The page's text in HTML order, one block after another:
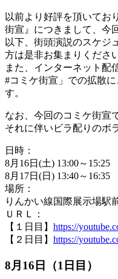
以前より好評を頂いてお
街宣』につきまして、今
以下、街頭演説のスケジ
方は是非お集まりください
また、インターネット配
#コミケ街宣」での拡散
す。
なお、今回のコミケ街宣
それに伴いビラ配りのボ
日時：
8月16日(土) 13:00～15:25
8月17日(日) 13:40～16:35
場所：
りんかい線国際展示場駅
ＵＲＬ：
【１日目】 https://
【２日目】 https://
8月16日（1日目）